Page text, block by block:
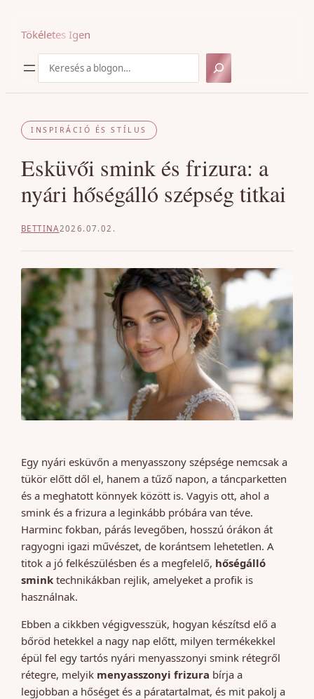
Tökéletes Igen
INSPIRÁCIÓ ÉS STÍLUS
Esküvői smink és frizura: a
nyári hőségálló szépség titkai
BETTINA2026.07.02.
Egy nyári esküvőn a menyasszony szépsége nemcsak a
tükör előtt dől el, hanem a tűző napon, a táncparketten
és a meghatott könnyek között is. Vagyis ott, ahol a
smink és a frizura a leginkább próbára van téve.
Harminc fokban, párás levegőben, hosszú órákon át
ragyogni igazi művészet, de korántsem lehetetlen. A
titok a jó felkészülésben és a megfelelő, hőségálló
smink technikákban rejlik, amelyeket a profik is
használnak.
Ebben a cikkben végigvesszük, hogyan készítsd elő a
bőröd hetekkel a nagy nap előtt, milyen termékekkel
épül fel egy tartós nyári menyasszonyi smink rétegről
rétegre, melyik menyasszonyi frizura bírja a
legjobban a hőséget és a páratartalmat, és mit pakolj a